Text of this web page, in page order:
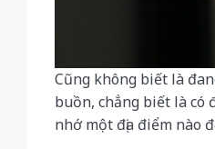
Cũng không biết là
buồn, chẳng biết là có
nhớ một địa điểm nào